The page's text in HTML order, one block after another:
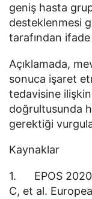
geniş hasta
desteklenmesi
tarafından
Açıklamada,
sonuca işaret
tedavisine
doğrultusunda
gerektiği
Kaynaklar
1. EPOS 2020:
C, et al.